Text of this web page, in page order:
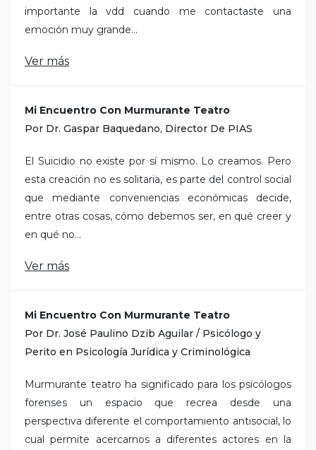
importante la vdd cuando me contactaste una
emoción muy grande...
Ver más
Mi Encuentro Con Murmurante Teatro
Por Dr. Gaspar Baquedano, Director De PIAS
El Suicidio no existe por sí mismo. Lo creamos. Pero
esta creación no es solitaria, es parte del control social
que mediante conveniencias económicas decide,
entre otras cosas, cómo debemos ser, en qué creer y
en qué no...
Ver más
Mi Encuentro Con Murmurante Teatro
Por Dr. José Paulino Dzib Aguilar / Psicólogo y
Perito en Psicología Jurídica y Criminológica
Murmurante teatro ha significado para los psicólogos
forenses un espacio que recrea desde una
perspectiva diferente el comportamiento antisocial, lo
cual permite acercarnos a diferentes actores en la